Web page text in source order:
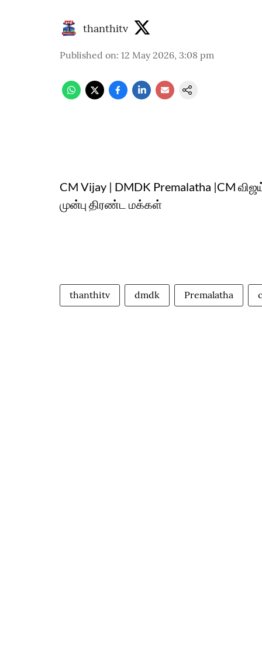
thanthitv
Published on: 12 May 2026, 3:08 pm
CM Vijay | DMDK Premalatha |CM
முன்பு திரண்ட மக்கள்
thanthitv dmdk Premalatha